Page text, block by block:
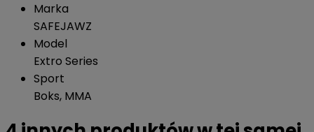
Marka
SAFEJAWZ
Model
Extro Series
Sport
Boks, MMA